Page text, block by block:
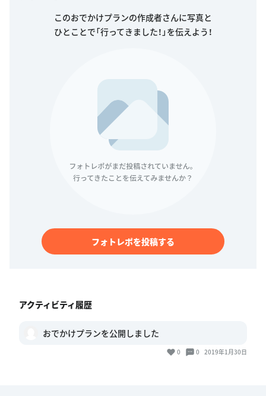
このおでかけプランの作成者さんに写真と
ひとことで「行ってきました！」を伝えよう！
フォトレポを投稿する
アクティビティ履歴
おでかけプランを公開しました
0 0 2019年1月30日